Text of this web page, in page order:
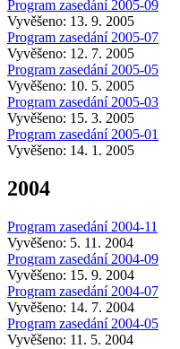
Program zasedání 2005-09
Vyvěšeno: 13. 9. 2005
Program zasedání 2005-07
Vyvěšeno: 12. 7. 2005
Program zasedání 2005-05
Vyvěšeno: 10. 5. 2005
Program zasedání 2005-03
Vyvěšeno: 15. 3. 2005
Program zasedání 2005-01
Vyvěšeno: 14. 1. 2005
2004
Program zasedání 2004-11
Vyvěšeno: 5. 11. 2004
Program zasedání 2004-09
Vyvěšeno: 15. 9. 2004
Program zasedání 2004-07
Vyvěšeno: 14. 7. 2004
Program zasedání 2004-05
Vyvěšeno: 11. 5. 2004